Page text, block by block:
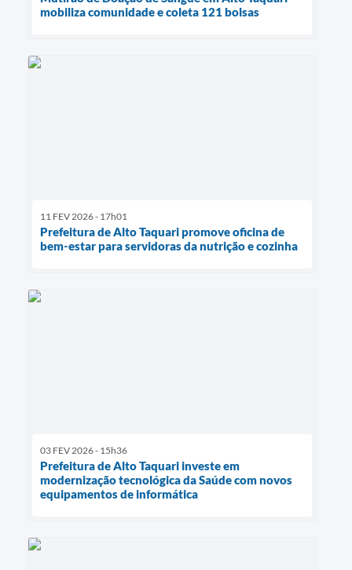
mobiliza comunidade e coleta 121 bolsas
11 FEV 2026 - 17h01
Prefeitura de Alto Taquari promove oficina de
bem-estar para servidoras da nutrição e cozinha
03 FEV 2026 - 15h36
Prefeitura de Alto Taquari investe em
modernização tecnológica da Saúde com novos
equipamentos de informática